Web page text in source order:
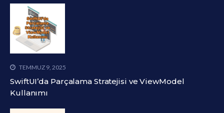
TEMMUZ 9, 2025
SwiftUI’da Parçalama Stratejisi ve ViewModel
Kullanımı